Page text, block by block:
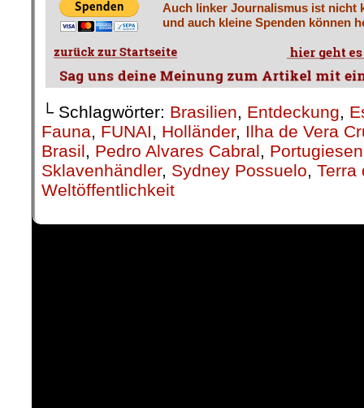
Auch linker Journalismus ist nicht
und auch kleine Spenden können
└ Schlagwörter: Brasilien, Entdeckung,
Fauna, FUNAI, Holländer, Ilha de Vera
Brasil, Pedro Alvares Cabral, Portugiesen
Sklavenhändler, Sydney Possuelo, Terra
Weltöffentlichkeit